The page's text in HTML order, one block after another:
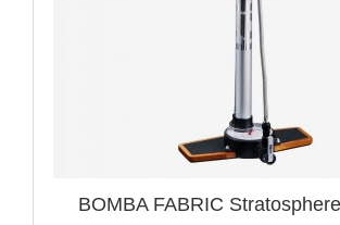
BOMBA FABRIC
VISTA RÁPIDA